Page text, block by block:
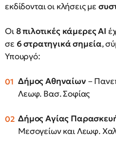
εκδίδονται οι κλήσεις με
Οι8 πιλοτικές κάμερες AI
σε 6 στρατηγικά σημεία,
Υπουργό:
Δήμος Αθηναίων –
Λεωφ. Βασ. Σοφίας
Δήμος Αγίας
Μεσογείων και Λεωφ.